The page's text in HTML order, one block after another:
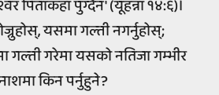
पिताकहाँ पुग्दैन' (यूहन्ना १४:६)।
यसमा गल्ती नगर्नुहोस्;
गरेमा यसको नतिजा गम्भीर
किन पर्नुहुने?